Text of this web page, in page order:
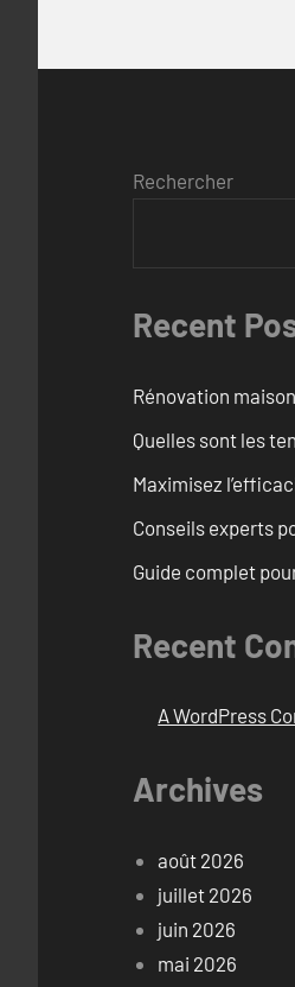
Rechercher
Recent
Rénovation
Quelles sont les
Maximisez
Conseils experts
Guide complet
Recent
A WordPress
Archives
août 2026
juillet 2026
juin 2026
mai 2026